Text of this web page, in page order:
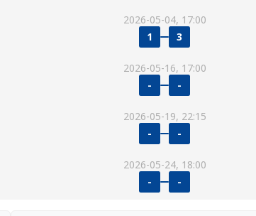
2026-05-04, 17:00
1 3
2026-05-16, 17:00
- -
2026-05-19, 22:15
- -
2026-05-24, 18:00
- -